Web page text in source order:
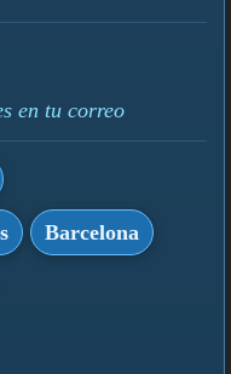
en tu correo
Barcelona